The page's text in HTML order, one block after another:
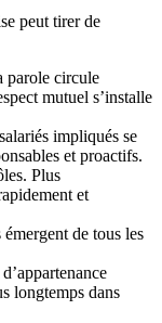
peut tirer de
parole circule
mutuel s’installe
impliqués se
et proactifs.
Plus
et
émergent de tous les
longtemps dans